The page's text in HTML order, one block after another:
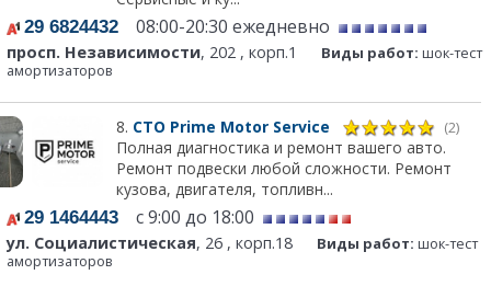
29 6824432 08:00-20:30 ежедневно
просп. Независимости, 202 , корп.1 Виды работ: шок-тест
амортизаторов
8. СТО Prime Motor Service (2)
Полная диагностика и ремонт вашего авто.
Ремонт подвески любой сложности. Ремонт
кузова, двигателя, топливн...
29 1464443 с 9:00 до 18:00
ул. Социалистическая, 26 , корп.18 Виды работ: шок-тест
амортизаторов